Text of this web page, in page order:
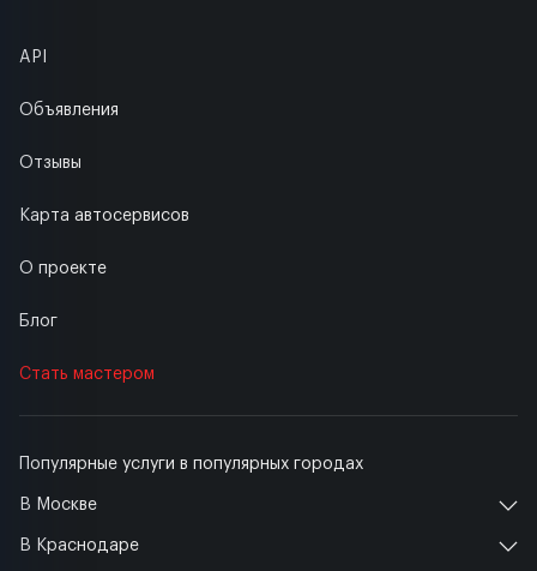
Популярные услуги в популярных городах
В Москве
В Краснодаре
API
Объявления
Отзывы
Карта автосервисов
О проекте
Блог
Стать мастером